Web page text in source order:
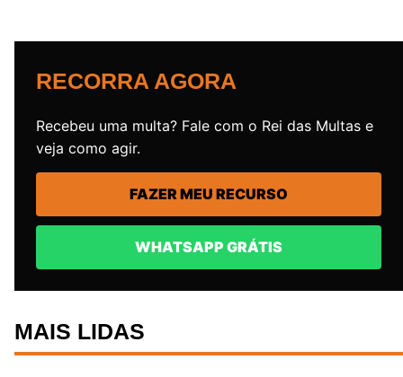
RECORRA AGORA
Recebeu uma multa? Fale com o Rei das Multas e
veja como agir.
FAZER MEU RECURSO
WHATSAPP GRÁTIS
MAIS LIDAS